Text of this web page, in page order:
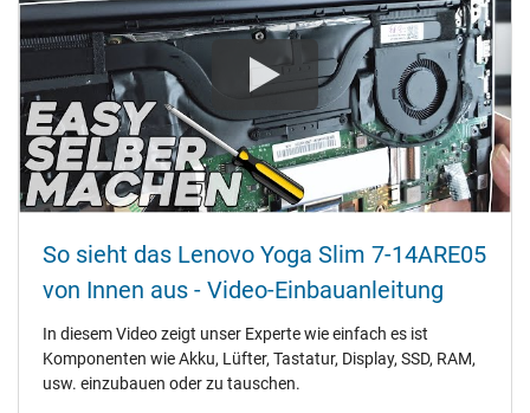
So sieht das Lenovo Yoga Slim 7-14ARE05
von Innen aus - Video-Einbauanleitung
In diesem Video zeigt unser Experte wie einfach es ist
Komponenten wie Akku, Lüfter, Tastatur, Display, SSD, RAM,
usw. einzubauen oder zu tauschen.